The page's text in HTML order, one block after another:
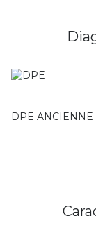
DPE ANCIENNE